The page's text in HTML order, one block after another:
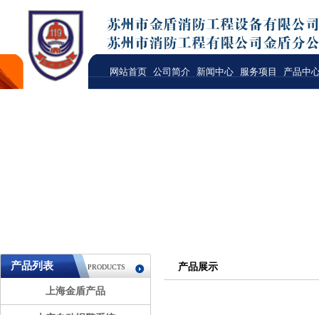
网站首页 公司简介 新闻中心 服务项目 产品中
产品列表 PRODUCTS
上海金盾产品
产品展示